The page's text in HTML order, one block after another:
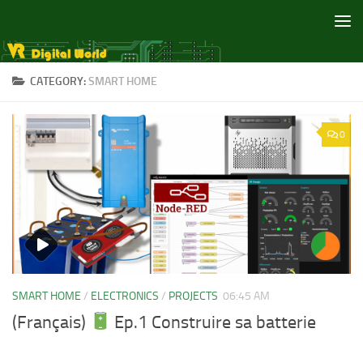
CATEGORY:SMART HOME
0
SMART HOME / ELECTRONICS / PROJECTS 06:45 AM
(Français)
Ep.1 Construire sa batterie